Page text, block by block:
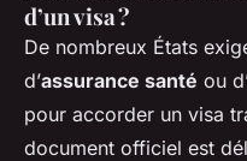
d’un visa ?
De nombreux États
d’assurance santé ou
pour accorder un visa
document officiel est